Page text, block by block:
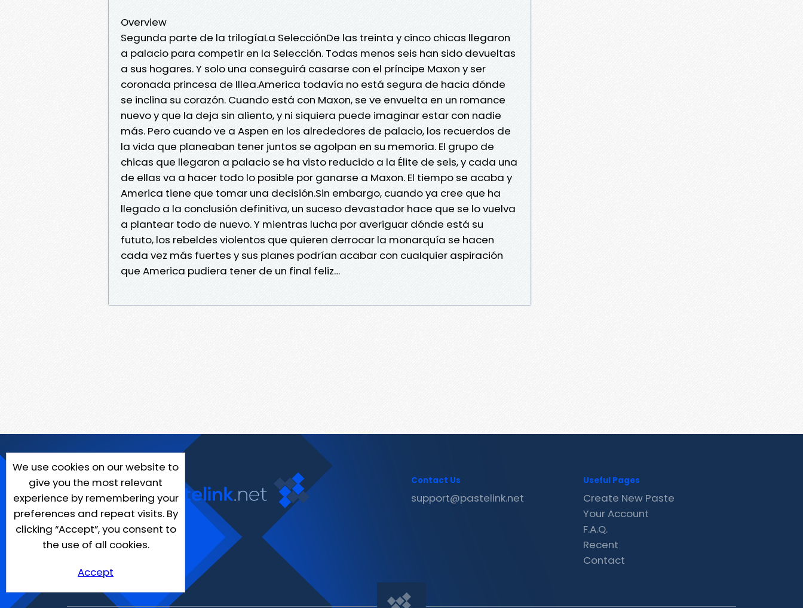
Overview
Segunda parte de la trilogíaLa SelecciónDe las treinta y cinco chicas llegaron
a palacio para competir en la Selección. Todas menos seis han sido devueltas
a sus hogares. Y solo una conseguirá casarse con el príncipe Maxon y ser
coronada princesa de Illea.America todavía no está segura de hacia dónde
se inclina su corazón. Cuando está con Maxon, se ve envuelta en un romance
nuevo y que la deja sin aliento, y ni siquiera puede imaginar estar con nadie
más. Pero cuando ve a Aspen en los alrededores de palacio, los recuerdos de
la vida que planeaban tener juntos se agolpan en su memoria. El grupo de
chicas que llegaron a palacio se ha visto reducido a la Élite de seis, y cada una
de ellas va a hacer todo lo posible por ganarse a Maxon. El tiempo se acaba y
America tiene que tomar una decisión.Sin embargo, cuando ya cree que ha
llegado a la conclusión definitiva, un suceso devastador hace que se lo vuelva
a plantear todo de nuevo. Y mientras lucha por averiguar dónde está su
fututo, los rebeldes violentos que quieren derrocar la monarquía se hacen
cada vez más fuertes y sus planes podrían acabar con cualquier aspiración
que America pudiera tener de un final feliz…
We use cookies on our website to
give you the most relevant
experience by remembering your
preferences and repeat visits. By
clicking “Accept”, you consent to
the use of all cookies.
Accept
Contact Us
support@pastelink.net
Useful Pages
Create New Paste
Your Account
F.A.Q.
Recent
Contact